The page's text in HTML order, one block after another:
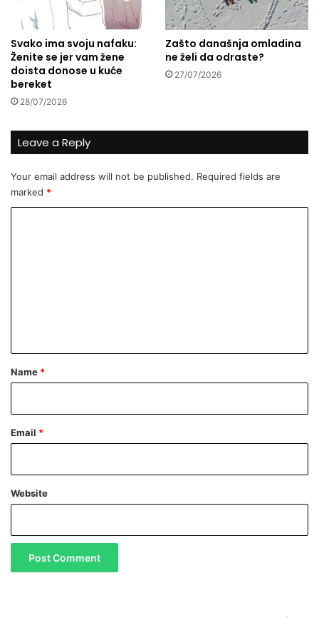
e
g
B
a
Svako ima svoju nafaku:
Ženite se jer vam žene
doista donose u kuće
bereket
28/07/2026
Zašto današnja omladina
ne želi da odraste?
27/07/2026
Leave a Reply
Your email address will not be published. Required fields are
marked *
*
Name *
Email *
Website